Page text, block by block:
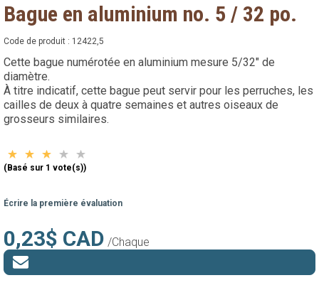
Bague en aluminium no. 5 / 32 po.
Code de produit : 12422,5
Cette bague numérotée en aluminium mesure 5/32" de
diamètre.
À titre indicatif, cette bague peut servir pour les perruches, les
cailles de deux à quatre semaines et autres oiseaux de
grosseurs similaires.
(Basé sur 1 vote(s))
Écrire la première évaluation
0,23$ CAD /Chaque